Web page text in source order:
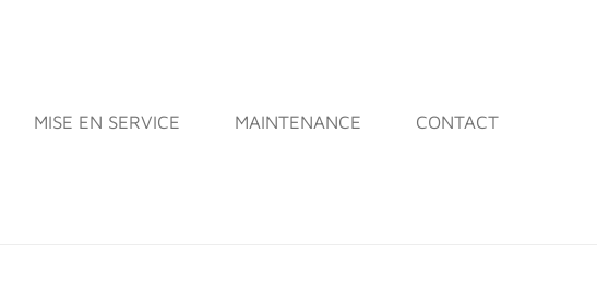
MISE EN SERVICE MAINTENANCE CONTACT